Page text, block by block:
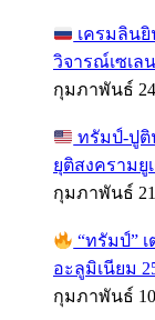
เครมลิน
วิจารณ์เซเล
กุมภาพันธ์
ทรัมป์-ปูติ
ยุติสงครามยู
กุมภาพันธ์
“ทรัมป์”
อะลูมิเนียม
กุมภาพันธ์